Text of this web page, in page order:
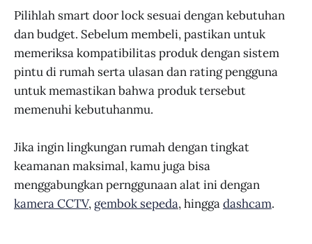
Pilihlah smart door lock sesuai dengan kebutuhan
dan budget. Sebelum membeli, pastikan untuk
memeriksa kompatibilitas produk dengan sistem
pintu di rumah serta ulasan dan rating pengguna
untuk memastikan bahwa produk tersebut
memenuhi kebutuhanmu.
Jika ingin lingkungan rumah dengan tingkat
keamanan maksimal, kamu juga bisa
menggabungkan pernggunaan alat ini dengan
kamera CCTV, gembok sepeda, hinggadashcam.